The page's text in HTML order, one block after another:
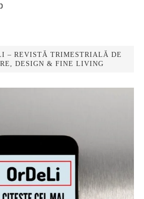
– REVISTĂ TRIMESTRIALĂ DE
DESIGN & FINE LIVING